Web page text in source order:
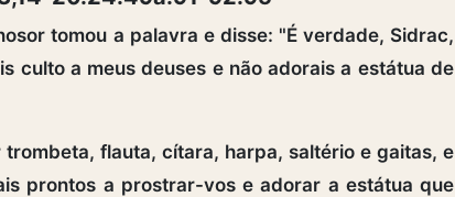
tomou a palavra e disse: "É verdade, Sidrac,
culto a meus deuses e não adorais a estátua de
flauta, cítara, harpa, saltério e gaitas, e
prontos a prostrar-vos e adorar a estátua que